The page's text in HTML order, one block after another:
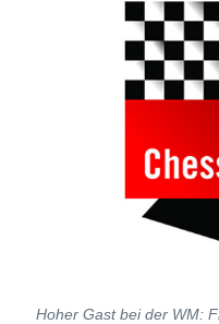
Hoher Gast bei der WM: